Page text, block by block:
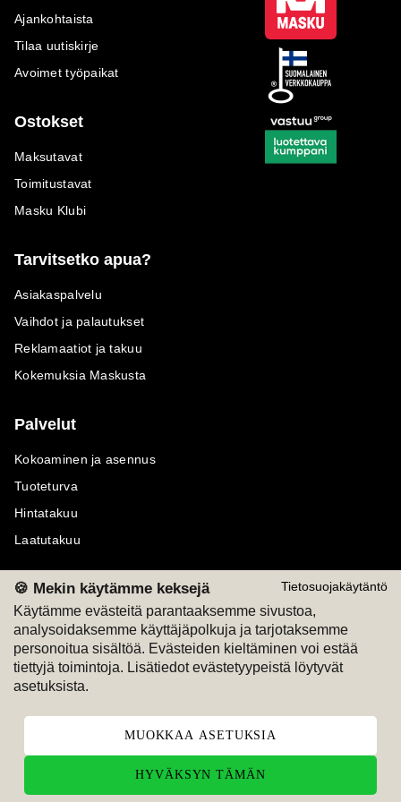
Tietosuojakäytäntö
🍪 Mekin käytämme keksejä
Käytämme evästeitä parantaaksemme sivustoa,
analysoidaksemme käyttäjäpolkuja ja tarjotaksemme
personoitua sisältöä. Evästeiden kieltäminen voi estää
tiettyjä toimintoja. Lisätiedot evästetyypeistä löytyvät
asetuksista.
MUOKKAA ASETUKSIA
HYVÄKSYN TÄMÄN
Ajankohtaista
Tilaa uutiskirje
Avoimet työpaikat
Ostokset
Maksutavat
Toimitustavat
Masku Klubi
Tarvitsetko apua?
Asiakaspalvelu
Vaihdot ja palautukset
Reklamaatiot ja takuu
Kokemuksia Maskusta
Palvelut
Kokoaminen ja asennus
Tuoteturva
Hintatakuu
Laatutakuu
Maksutavat
M
Seuraa meitä